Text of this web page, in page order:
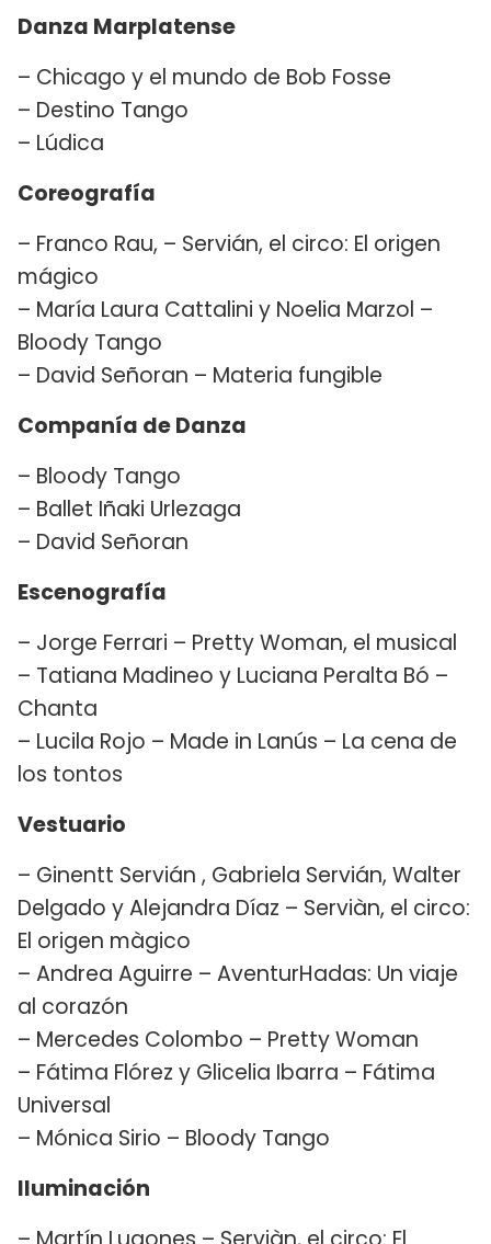
Danza Marplatense
– Chicago y el mundo de Bob Fosse
– Destino Tango
– Lúdica
Coreografía
– Franco Rau, – Servián, el circo: El origen
mágico
– María Laura Cattalini y Noelia Marzol –
Bloody Tango
– David Señoran – Materia fungible
Companía de Danza
– Bloody Tango
– Ballet Iñaki Urlezaga
– David Señoran
Escenografía
– Jorge Ferrari – Pretty Woman, el musical
– Tatiana Madineo y Luciana Peralta Bó –
Chanta
– Lucila Rojo – Made in Lanús – La cena de
los tontos
Vestuario
– Ginentt Servián , Gabriela Servián, Walter
Delgado y Alejandra Díaz – Serviàn, el circo:
El origen màgico
– Andrea Aguirre – AventurHadas: Un viaje
al corazón
– Mercedes Colombo – Pretty Woman
– Fátima Flórez y Glicelia Ibarra – Fátima
Universal
– Mónica Sirio – Bloody Tango
Iluminación